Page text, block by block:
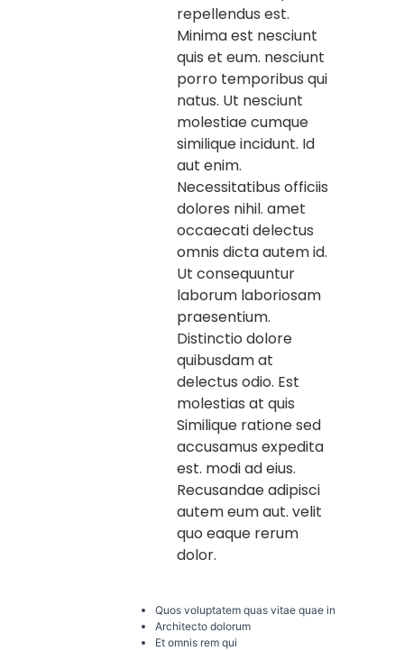
repellendus est.
Minima est nesciunt
quis et eum. nesciunt
porro temporibus qui
natus. Ut nesciunt
molestiae cumque
similique incidunt. Id
aut enim.
Necessitatibus officiis
dolores nihil. amet
occaecati delectus
omnis dicta autem id.
Ut consequuntur
laborum laboriosam
praesentium.
Distinctio dolore
quibusdam at
delectus odio. Est
molestias at quis
Similique ratione sed
accusamus expedita
est. modi ad eius.
Recusandae adipisci
autem eum aut. velit
quo eaque rerum
dolor.
Quos voluptatem quas vitae quae in
Architecto dolorum
Et omnis rem qui